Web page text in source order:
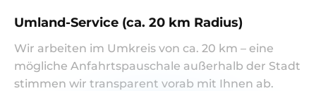
Umland-Service (ca. 20 km Radius)
Wir arbeiten im Umkreis von ca. 20 km – eine
mögliche Anfahrtspauschale außerhalb der Stadt
stimmen wir transparent vorab mit Ihnen ab.